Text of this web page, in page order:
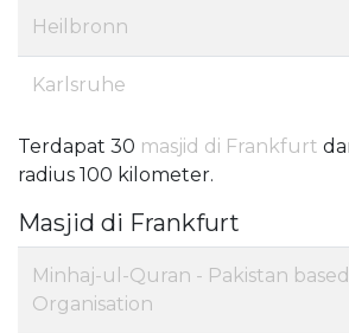
Heilbronn
Karlsruhe
Terdapat 30 masjid di Frankfurt
radius 100 kilometer.
Masjid di Frankfurt
Minhaj-ul-Quran - Pakistan
Organisation